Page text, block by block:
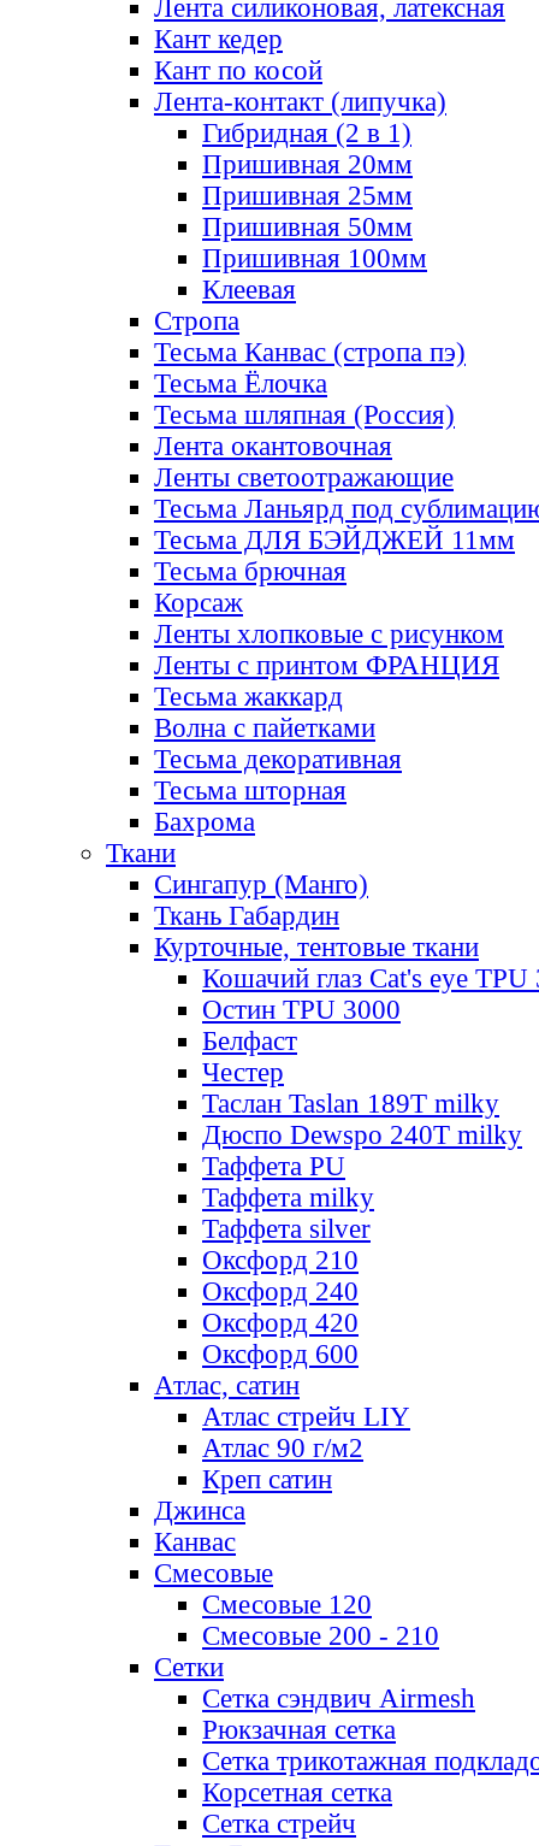
Лента силиконовая, латексная
Кант кедер
Кант по косой
Лента-контакт (липучка)
Гибридная (2 в 1)
Пришивная 20мм
Пришивная 25мм
Пришивная 50мм
Пришивная 100мм
Клеевая
Стропа
Тесьма Канвас (стропа пэ)
Тесьма Ёлочка
Тесьма шляпная (Россия)
Лента окантовочная
Ленты светоотражающие
Тесьма Ланьярд под
Тесьма ДЛЯ БЭЙДЖЕЙ 11мм
Тесьма брючная
Корсаж
Ленты хлопковые с рисунком
Ленты с принтом ФРАНЦИЯ
Тесьма жаккард
Волна с пайетками
Тесьма декоративная
Тесьма шторная
Бахрома
Ткани
Сингапур (Манго)
Ткань Габардин
Курточные, тентовые ткани
Кошачий глаз Cat's eye TPU
Остин TPU 3000
Белфаст
Честер
Таслан Taslan 189T milky
Дюспо Dewspo 240T milky
Таффета PU
Таффета milky
Таффета silver
Оксфорд 210
Оксфорд 240
Оксфорд 420
Оксфорд 600
Атлас, сатин
Атлас стрейч LIY
Атлас 90 г/м2
Креп сатин
Джинса
Канвас
Смесовые
Смесовые 120
Смесовые 200 - 210
Сетки
Сетка сэндвич Airmesh
Рюкзачная сетка
Сетка трикотажная
Корсетная сетка
Сетка стрейч